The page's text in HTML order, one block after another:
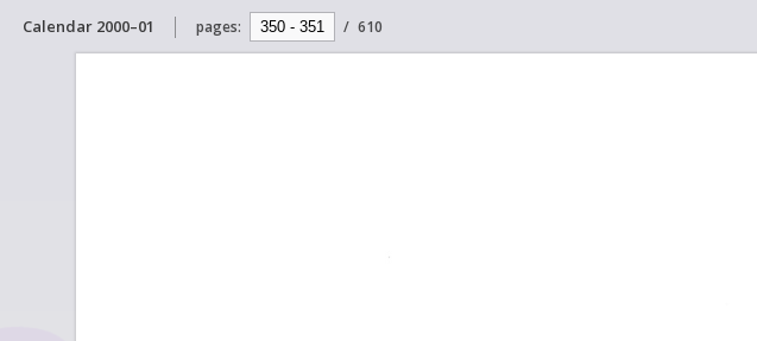
Calendar 2000–01 pages: / 610